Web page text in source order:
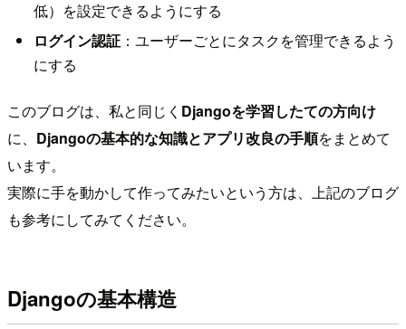
低）を設定できるようにする
ログイン認証：ユーザーごとにタスクを管理できるよう
にする
このブログは、私と同じく Djangoを学習したての方向け
に、 Djangoの基本的な知識とアプリ改良の手順をまとめて
います。
実際に手を動かして作ってみたいという方は、上記のブログ
も参考にしてみてください。
Djangoの基本構造